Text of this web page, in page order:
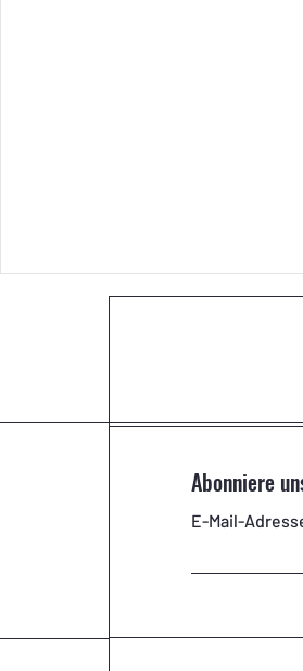
Abonniere
E-Mail-